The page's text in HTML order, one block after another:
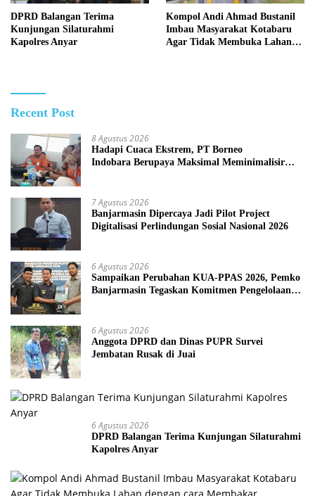
DPRD Balangan Terima
Kunjungan Silaturahmi
Kapolres Anyar
Kompol Andi Ahmad Bustanil
Imbau Masyarakat Kotabaru
Agar Tidak Membuka Lahan
Recent Post
8 Agustus 2026
Hadapi Cuaca Ekstrem, PT Borneo
Indobara Berupaya Maksimal Meminimalisir
7 Agustus 2026
Banjarmasin Dipercaya Jadi Pilot Project
Digitalisasi Perlindungan Sosial Nasional 2026
6 Agustus 2026
Sampaikan Perubahan KUA-PPAS 2026, Pemko
Banjarmasin Tegaskan Komitmen Pengelolaan
6 Agustus 2026
Anggota DPRD dan Dinas PUPR Survei
Jembatan Rusak di Juai
6 Agustus 2026
DPRD Balangan Terima Kunjungan Silaturahmi
Kapolres Anyar